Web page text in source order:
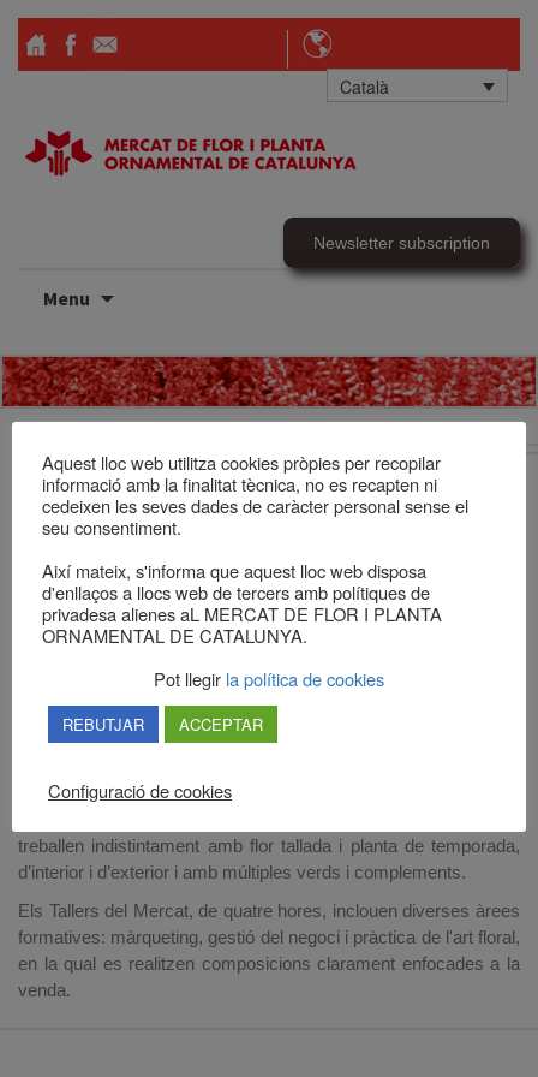
Català
Newsletter subscription
Menu
Des de 2009, el Mercat de Flor i Planta Ornamental de
Catalunya organitza tallers d’art floral, màrqueting i gestió del
garden centers, en particular. Els cursos, amb un preu simbòlic,
estan enfocats a esdeveniments, festivitats i aspectes
comercials de la floristeria i centre de jardineria, com ara
l’aparador o la creació de treballs de petit format, que responen
a la compra per impuls.
Les diades més significatives del calendari del florista com Sant
Valentí, Sant Jordi, el Dia de la Mare, Tots Sants i Nadal, que
gaudeixen d’un taller específic en què es proposen
treballen indistintament amb flor tallada i planta de temporada,
d’interior i d’exterior i amb múltiples verds i complements.
Els Tallers del Mercat, de quatre hores, inclouen diverses àrees
formatives: màrqueting, gestió del negoci i pràctica de l'art floral,
en la qual es realitzen composicions clarament enfocades a la
venda.
Aquest lloc web utilitza cookies pròpies per recopilar
informació amb la finalitat tècnica, no es recapten ni
cedeixen les seves dades de caràcter personal sense el
seu consentiment.
Així mateix, s'informa que aquest lloc web disposa
d'enllaços a llocs web de tercers amb polítiques de
privadesa alienes aL MERCAT DE FLOR I PLANTA
ORNAMENTAL DE CATALUNYA.
Pot llegir la política de cookies
REBUTJAR ACCEPTAR
Configuració de cookies